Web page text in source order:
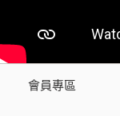
會員專區